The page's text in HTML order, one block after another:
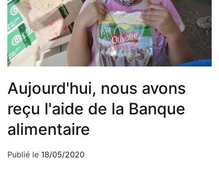
Aujourd'hui, nous avons
reçu l'aide de la Banque
alimentaire
Publié le 18/05/2020